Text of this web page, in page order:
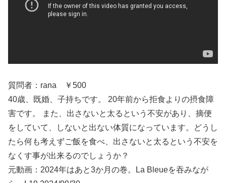
質問者：rana ￥500
40歳、既婚、子持ちです。 20年前から拒食よりの摂食障
害です。 また、出さないと太るという不安があり、摘便
をしていて、しないと出ない体質になっています。どうし
たら何も考えずご飯を食べ、出さないと太るという不安を
なくす事が出来るのでしょうか？
元動画：2024年はあと3か月の巻。La Bleueを吞みなが